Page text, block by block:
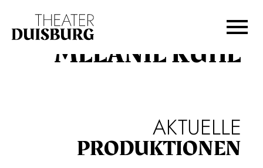
Zur Hauptnavigation springen
Zum Footer springenMELANIE KUHL
AKTUELLE
PRODUKTIONEN